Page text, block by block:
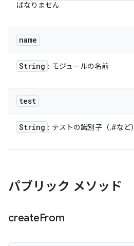
ばなりません
name
String : モジュールの名前
test
String : テストの識別子（.#など）
パブリック メソッド
createFrom